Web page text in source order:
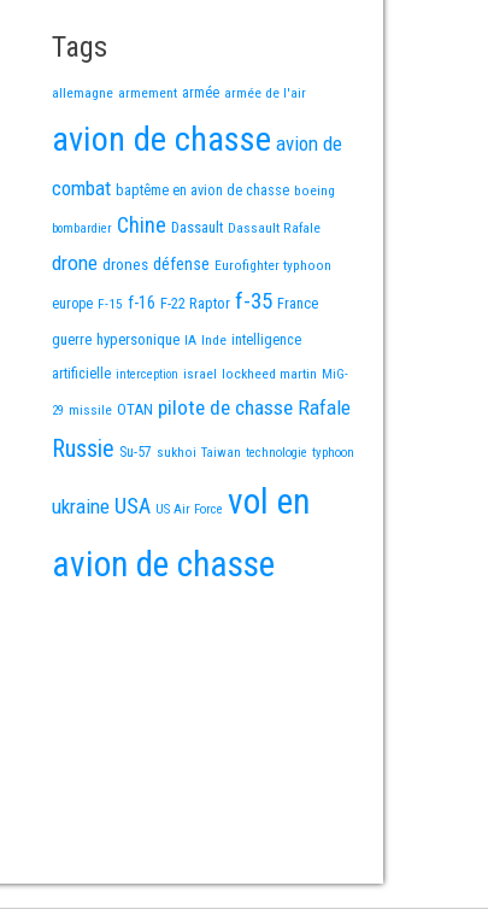
Tags
allemagne armement armée armée de l'air
avion de chasse avion de
combat baptême en avion de chasse boeing
bombardier Chine Dassault Dassault Rafale
drone drones défense Eurofighter typhoon
europe F-15 f-16 F-22 Raptor f-35 France
guerre hypersonique IA Inde intelligence
artificielle interception israel lockheed martin MiG-
29 missile OTAN pilote de chasse Rafale
Russie Su-57 sukhoi Taiwan technologie typhoon
ukraine USA US Air Force vol en
avion de chasse